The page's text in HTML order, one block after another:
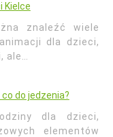
Kielce
znaleźć wiele
dla dzieci,
ale…
do jedzenia?
dla dzieci,
elementów